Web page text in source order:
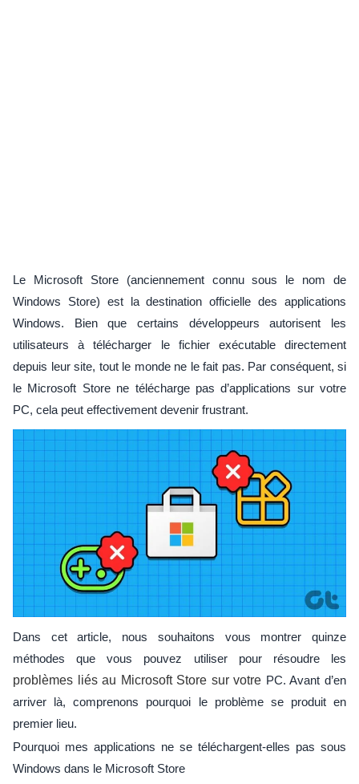
Le Microsoft Store (anciennement connu sous le nom de
Windows Store) est la destination officielle des applications
Windows. Bien que certains développeurs autorisent les
utilisateurs à télécharger le fichier exécutable directement
depuis leur site, tout le monde ne le fait pas. Par conséquent, si
le Microsoft Store ne télécharge pas d’applications sur votre
PC, cela peut effectivement devenir frustrant.
Dans cet article, nous souhaitons vous montrer quinze
méthodes que vous pouvez utiliser pour résoudre les
problèmes liés au Microsoft Store sur votre PC. Avant d’en
arriver là, comprenons pourquoi le problème se produit en
premier lieu.
Pourquoi mes applications ne se téléchargent-elles pas sous
Windows dans le Microsoft Store